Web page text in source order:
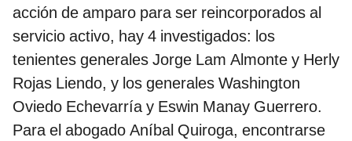
acción de amparo para ser reincorporados al
servicio activo, hay 4 investigados: los
tenientes generales Jorge Lam Almonte y Herly
Rojas Liendo, y los generales Washington
Oviedo Echevarría y Eswin Manay Guerrero.
Para el abogado Aníbal Quiroga, encontrarse